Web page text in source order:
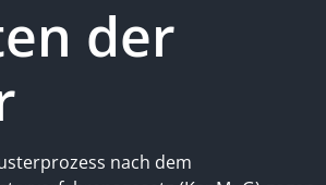
der
nach dem